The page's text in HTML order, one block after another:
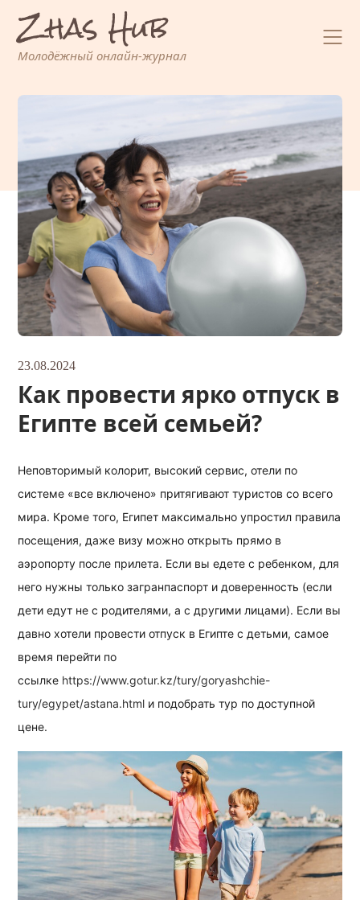
Перейти
содержимому
Zhas Hub
Молодёжный онлайн-журнал
23.08.2024
Как провести ярко отпуск в
Египте всей семьей?
Неповторимый колорит, высокий сервис, отели по
системе «все включено» притягивают туристов со всего
мира. Кроме того, Египет максимально упростил правила
посещения, даже визу можно открыть прямо в
аэропорту после прилета. Если вы едете с ребенком, для
него нужны только загранпаспорт и доверенность (если
дети едут не с родителями, а с другими лицами). Если вы
давно хотели провести отпуск в Египте с детьми, самое
время перейти по
ссылке https://www.gotur.kz/tury/goryashchie-
tury/egypet/astana.html и подобрать тур по доступной
цене.